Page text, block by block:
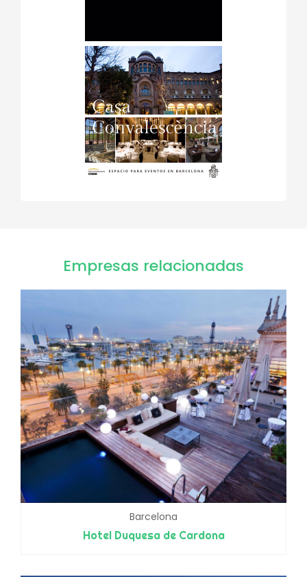
Empresas relacionadas
Barcelona
Hotel Duquesa de Cardona